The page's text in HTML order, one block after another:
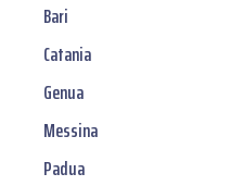
Bari
Catania
Genua
Messina
Padua